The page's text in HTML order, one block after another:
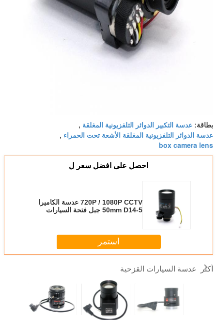
بطاقة: عدسة التكبير الدوائر التلفزيونية المغلقة ,
عدسة الدوائر التلفزيونية المغلقة الأشعة تحت الحمراء ,
box camera lens
احصل على افضل سعر ل
720P / 1080P CCTV عدسة الكاميرا
5-50mm D14 جبل فتحة السيارات
استمر
أكثر عدسة السيارات القزحية